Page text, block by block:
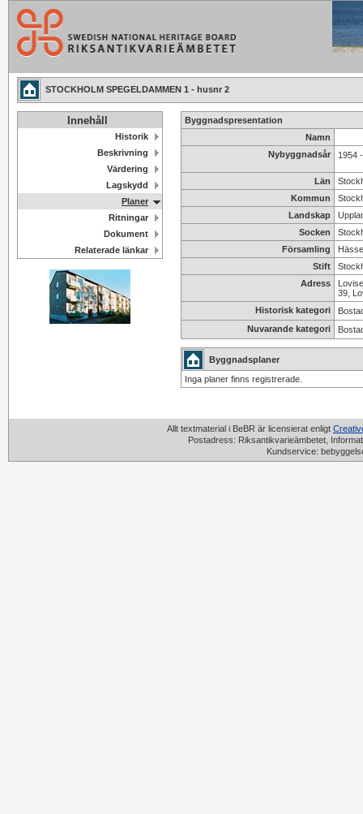
STOCKHOLM SPEGELDAMMEN 1 - husnr 2
Innehåll
Historik
Beskrivning
Värdering
Lagskydd
Planer
Ritningar
Dokument
Relaterade länkar
Byggnadspresentation
Namn
Nybyggnadsår
1954
Län
Kommun
Landskap
Socken
Församling
Stift
Adress
39,
Historisk kategori
Nuvarande kategori
Byggnadsplaner
Inga planer finns registrerade.
Allt textmaterial i BeBR är licensierat enligt
Postadress: Riksantikvarieämbetet,
Kundservice: